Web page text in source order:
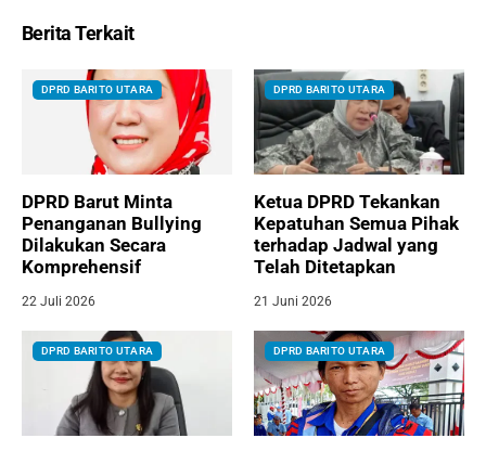
Berita Terkait
DPRD BARITO UTARA
DPRD Barut Minta
Penanganan Bullying
Dilakukan Secara
Komprehensif
22 Juli 2026
DPRD BARITO UTARA
Ketua DPRD Tekankan
Kepatuhan Semua Pihak
terhadap Jadwal yang
Telah Ditetapkan
21 Juni 2026
DPRD BARITO UTARA DPRD BARITO UTARA